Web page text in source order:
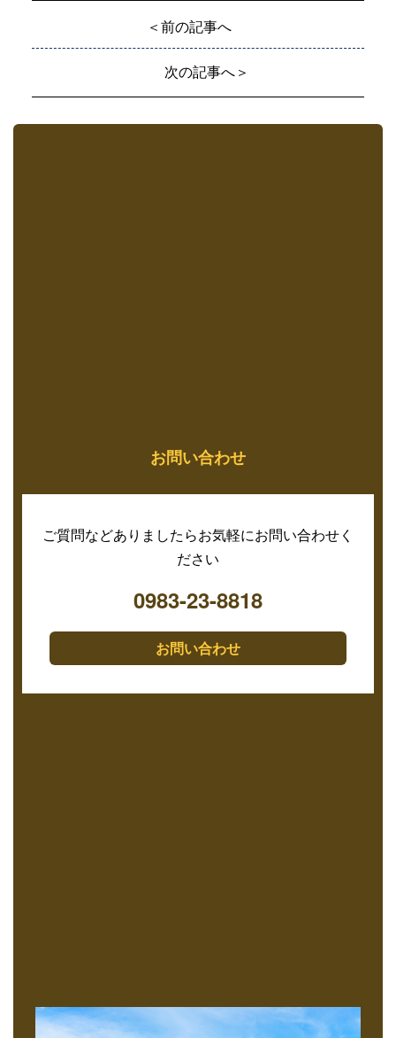
＜前の記事へ
次の記事へ＞
お問い合わせ
ご質問などありましたらお気軽にお問い合わせく
ださい
0983-23-8818
お問い合わせ